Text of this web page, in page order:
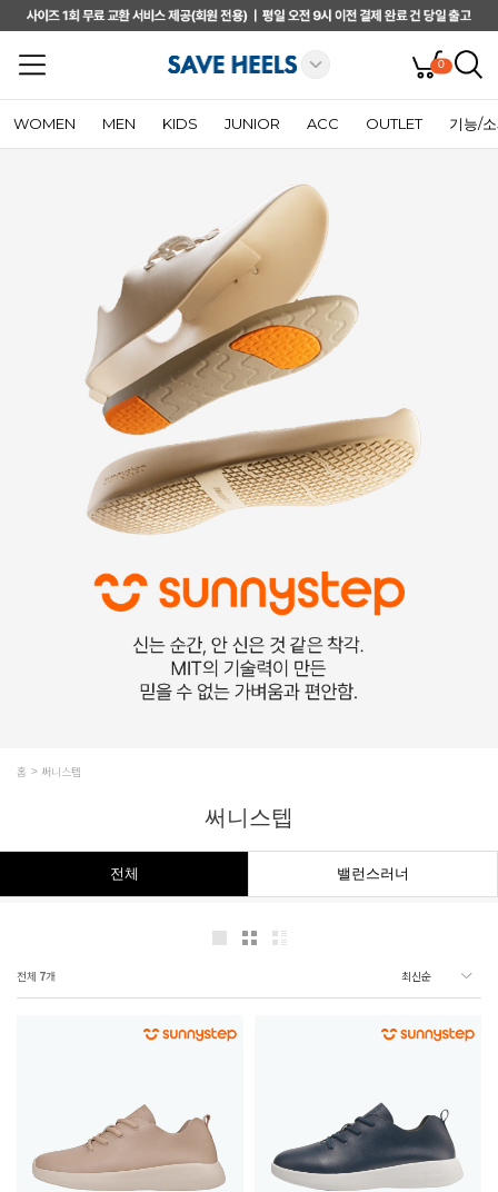
0
WOMEN MEN KIDS JUNIOR ACC OUTLET 기능/
홈 써니스텝
써니스텝
전체 밸런스러너
전체 7개